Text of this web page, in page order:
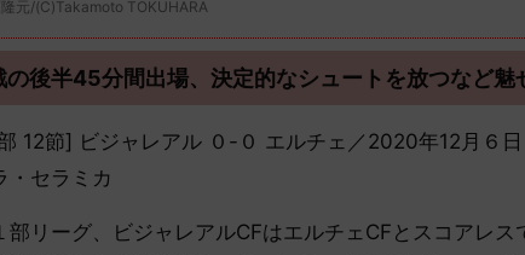
元/(C)Takamoto TOKUHARA
の後半45分間出場、決定的なシュートを放つなど魅
12節] ビジャレアル ０-０ エルチェ／2020年12月６
・セラミカ
リーグ、ビジャレアルCFはエルチェCFとスコアレス